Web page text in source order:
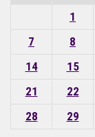
1
7
8
14
15
21
22
28
29